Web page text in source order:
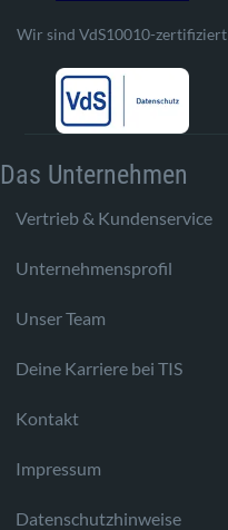
Wir sind VdS10010-zertifiziert
Das Unternehmen
Vertrieb & Kundenservice
Unternehmensprofil
Unser Team
Deine Karriere bei TIS
Kontakt
Impressum
Datenschutzhinweise